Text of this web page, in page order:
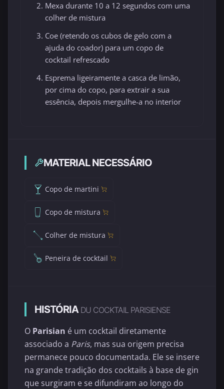
Mexa durante 10 a 12 segundos com uma
colher de mistura
Coe (retendo os cubos de gelo com a
ajuda do coador) para um copo de
cocktail refrescado
Esprema ligeiramente a casca de limão,
por cima do copo, para extrair a sua
essência, depois mergulhe-a no interior
MATERIAL NECESSÁRIO
Copo de martini
Copo de mistura
Colher de mistura
Peneira de cocktail
HISTÓRIA DU COCKTAIL PARISIENSE
O Parisian é um cocktail diretamente
associado a Paris, mas sua origem precisa
permanece pouco documentada. Ele se insere
na grande tradição dos cocktails à base de gin
que surgiram e se difundiram ao longo do